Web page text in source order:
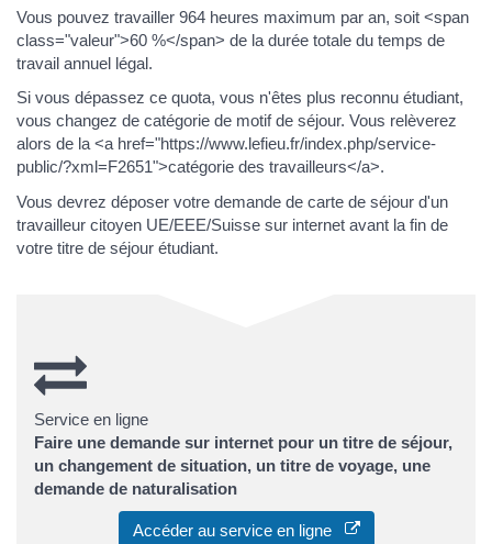
Vous pouvez travailler 964 heures maximum par an, soit <span
class="valeur">60 %</span> de la durée totale du temps de
travail annuel légal.
Si vous dépassez ce quota, vous n'êtes plus reconnu étudiant,
vous changez de catégorie de motif de séjour. Vous relèverez
alors de la <a href="https://www.lefieu.fr/index.php/service-
public/?xml=F2651">catégorie des travailleurs</a>.
Vous devrez déposer votre demande de carte de séjour d'un
travailleur citoyen UE/EEE/Suisse sur internet avant la fin de
votre titre de séjour étudiant.
Service en ligne
Faire une demande sur internet pour un titre de séjour,
un changement de situation, un titre de voyage, une
demande de naturalisation
Accéder au service en ligne